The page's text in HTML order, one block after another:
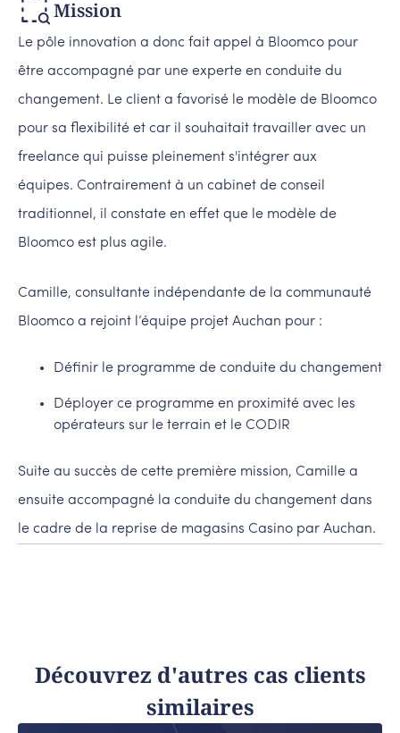
Mission
Le pôle innovation a donc fait appel à Bloomco pour
être accompagné par une experte en conduite du
changement. Le client a favorisé le modèle de Bloomco
pour sa flexibilité et car il souhaitait travailler avec un
freelance qui puisse pleinement s'intégrer aux
équipes. Contrairement à un cabinet de conseil
traditionnel, il constate en effet que le modèle de
Bloomco est plus agile.
Camille, consultante indépendante de la communauté
Bloomco a rejoint l’équipe projet Auchan pour :
Définir le programme de conduite du changement
Déployer ce programme en proximité avec les
opérateurs sur le terrain et le CODIR
Suite au succès de cette première mission, Camille a
ensuite accompagné la conduite du changement dans
le cadre de la reprise de magasins Casino par Auchan.
Découvrez d'autres cas clients
similaires